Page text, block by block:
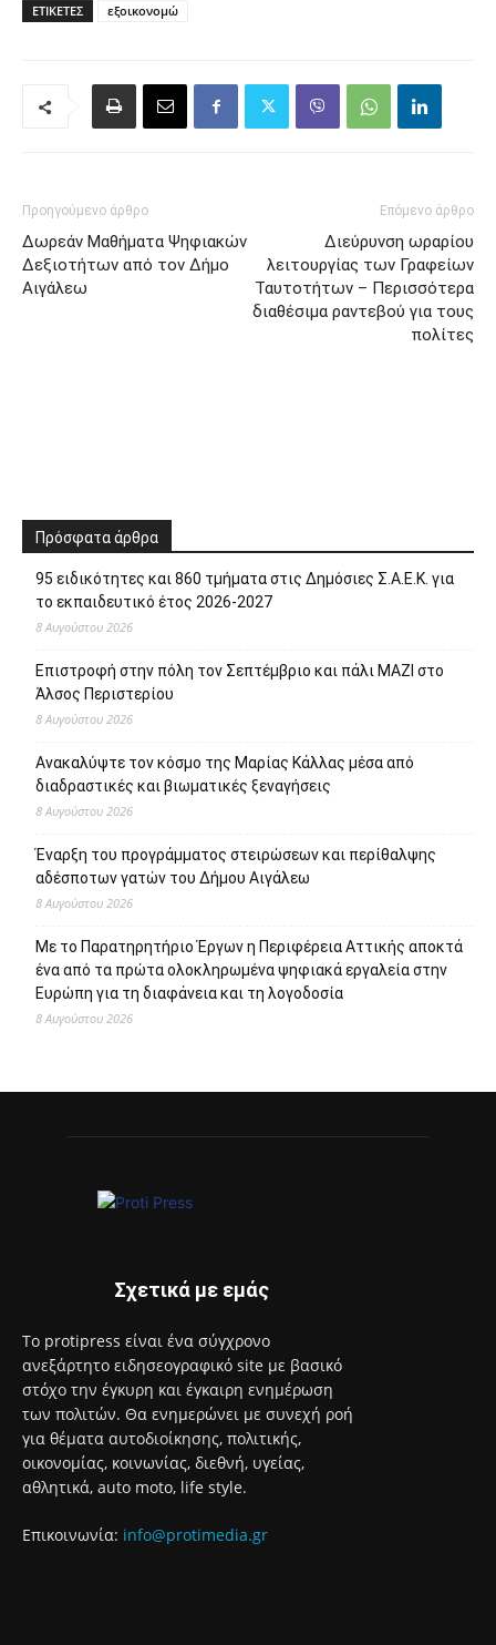
ΕΤΙΚΈΤΕΣ εξοικονομώ
Προηγούμενο άρθρο
Δωρεάν Μαθήματα Ψηφιακών
Δεξιοτήτων από τον Δήμο
Αιγάλεω
Επόμενο άρθρο
Διεύρυνση ωραρίου
λειτουργίας των Γραφείων
Ταυτοτήτων – Περισσότερα
διαθέσιμα ραντεβού για τους
πολίτες
Πρόσφατα άρθρα
95 ειδικότητες και 860 τμήματα στις Δημόσιες Σ.Α.Ε.Κ. για
το εκπαιδευτικό έτος 2026-2027
8 Αυγούστου 2026
Επιστροφή στην πόλη τον Σεπτέμβριο και πάλι ΜΑΖΙ στο
Άλσος Περιστερίου
8 Αυγούστου 2026
Ανακαλύψτε τον κόσμο της Μαρίας Κάλλας μέσα από
διαδραστικές και βιωματικές ξεναγήσεις
8 Αυγούστου 2026
Έναρξη του προγράμματος στειρώσεων και περίθαλψης
αδέσποτων γατών του Δήμου Αιγάλεω
8 Αυγούστου 2026
Με το Παρατηρητήριο Έργων η Περιφέρεια Αττικής αποκτά
ένα από τα πρώτα ολοκληρωμένα ψηφιακά εργαλεία στην
Ευρώπη για τη διαφάνεια και τη λογοδοσία
8 Αυγούστου 2026
Σχετικά με εμάς
Το protipress είναι ένα σύγχρονο
ανεξάρτητο ειδησεογραφικό site με βασικό
στόχο την έγκυρη και έγκαιρη ενημέρωση
των πολιτών. Θα ενημερώνει με συνεχή ροή
για θέματα αυτοδιοίκησης, πολιτικής,
οικονομίας, κοινωνίας, διεθνή, υγείας,
αθλητικά, auto moto, life style.
Επικοινωνία: info@protimedia.gr